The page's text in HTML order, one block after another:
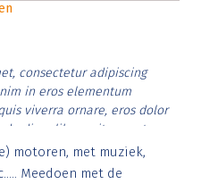
consectetur adipiscing
in eros elementum
viverra ornare, eros dolor
diam libero vitae erat.
cursus id rutrum lorem
risus tristique posuere.
motoren, met muziek,
Meedoen met de